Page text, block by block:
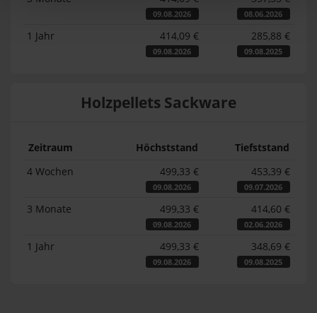
09.08.2026 08.06.2026
1 Jahr 414,09 €
09.08.2026
285,88 €
09.08.2025
Holzpellets Sackware
Zeitraum Höchststand
Tiefststand
4 Wochen
499,33 €
09.08.2026
453,39 €
09.07.2026
3 Monate 499,33 €
09.08.2026
414,60 €
02.06.2026
1 Jahr 499,33 €
09.08.2026
348,69 €
09.08.2025